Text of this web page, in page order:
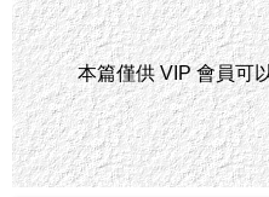
本篇僅供 VIP 會員可